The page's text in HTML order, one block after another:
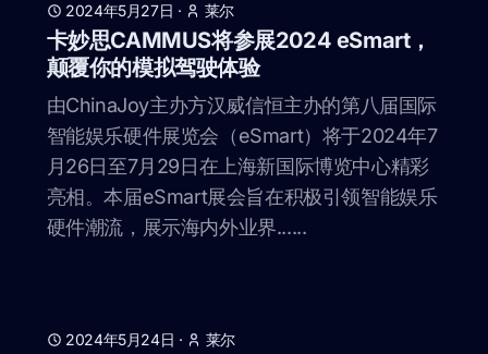
2024年5月27日 · 莱尔
卡妙思CAMMUS将参展2024 eSmart，
颠覆你的模拟驾驶体验
由ChinaJoy主办方汉威信恒主办的第八届国际
智能娱乐硬件展览会（eSmart）将于2024年7
月26日至7月29日在上海新国际博览中心精彩
亮相。本届eSmart展会旨在积极引领智能娱乐
硬件潮流，展示海内外业界......
2024年5月24日 · 莱尔